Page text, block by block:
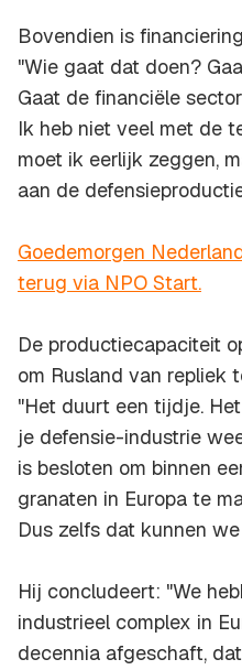
Bovendien is
"Wie gaat dat doen?
Gaat de financiële
Ik heb niet veel met de
moet ik eerlijk zeggen,
aan de
Goedemorgen
terug via NPO Start.
De productiecapaciteit
om Rusland van repliek
"Het duurt een tijdje.
je defensie-industrie
is besloten om binnen
granaten in Europa te
Dus zelfs dat kunnen
Hij concludeert: "We
industrieel complex in
decennia afgeschaft,